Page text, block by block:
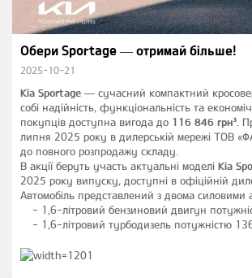
Обери Sportage — отримай більше!
2025-10-21
Kia Sportage — сучасний компактний
собі надійність, функціональність та
покупців доступна вигода до 116 846 грн³ .
липня 2025 року в дилерській мережі ТОВ
до повного розпродажу складу.
В акції беруть участь актуальні моделі Kia
2025 року випуску, доступні в офіційній
Автомобіль представлений з двома силовими
1,6-літровий бензиновий двигун
1,6-літровий турбодизель потужністю